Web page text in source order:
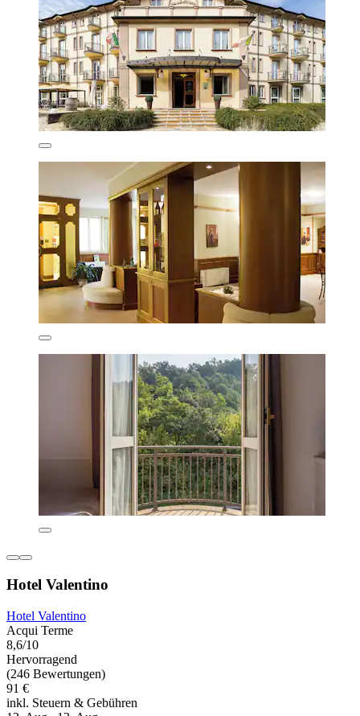
Hotel Valentino
Hotel Valentino
Acqui Terme
8,6/10
Hervorragend
(246 Bewertungen)
91 €
inkl. Steuern & Gebühren